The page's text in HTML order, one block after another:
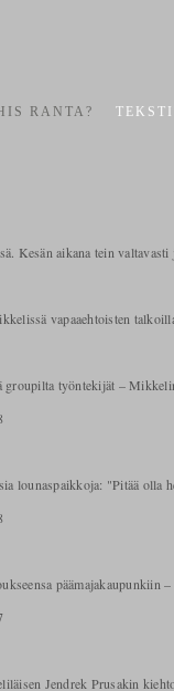
RANTA?
Kesän aikana tein
vapaaehtoisten
groupilta työntekijät –
lounaspaikkoja: "Pitää olla
Jendrek Prusakin